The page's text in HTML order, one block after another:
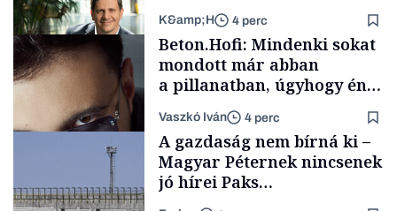
Családi
vállalkozások
TÁMOGATÓI
K&amp;H 4 perc
Beton.Hofi: Mindenki sokat
mondott már abban
a pillanatban, úgyhogy én
a legsarkosabb
gondolataimat akartam
kimondani
Vaszkó Iván 4 perc
A gazdaság nem bírná ki –
Magyar Péternek nincsenek
jó hírei Paks
újraindításáról